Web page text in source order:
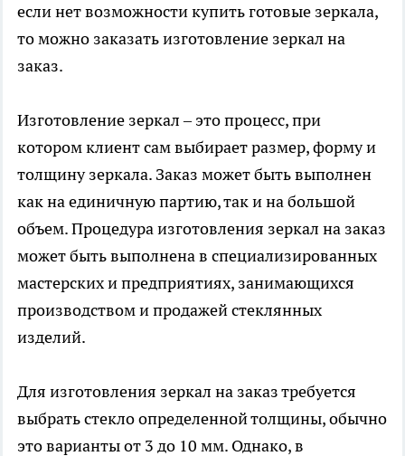
если нет возможности купить готовые зеркала,
то можно заказать изготовление зеркал на
заказ.
Изготовление зеркал– это процесс, при
котором клиент сам выбирает размер, форму и
толщину зеркала. Заказ может быть выполнен
как на единичную партию, так и на большой
объем. Процедура изготовления зеркал на заказ
может быть выполнена в специализированных
мастерских и предприятиях, занимающихся
производством и продажей стеклянных
изделий.
Для изготовления зеркал на заказ требуется
выбрать стекло определенной толщины, обычно
это варианты от 3 до 10 мм. Однако, в